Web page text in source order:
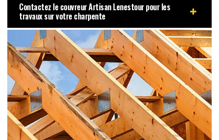
Contactez le couvreur Artisan Lenestour pour les
travaux sur votre charpente